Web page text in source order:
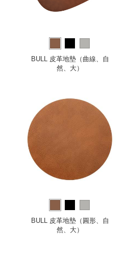
BULL 皮革地墊（曲線、自
然、大）
BULL 皮革地墊（圓形、自
然、大）